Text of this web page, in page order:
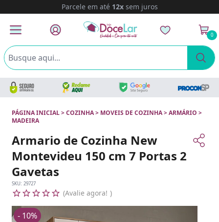
Parcele em até 12xsem juros
0
PÁGINA INICIAL>COZINHA> MOVEIS DE COZINHA>ARMÁRIO >
MADEIRA
Armario de Cozinha New
Montevideu 150 cm 7 Portas 2
Gavetas
SKU: 29727
Avalie agora!
- 10%